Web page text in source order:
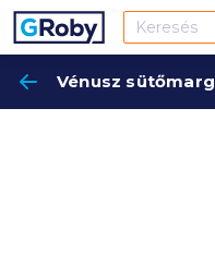
Vénusz